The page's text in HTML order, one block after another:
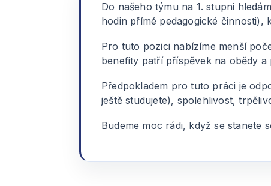
Do našeho týmu na 1. stupni
hodin přímé pedagogické
Pro tuto pozici nabízíme menší
benefity patří příspěvek na obědy a
Předpokladem pro tuto práci je
ještě studujete), spolehlivost,
Budeme moc rádi, když se stanete